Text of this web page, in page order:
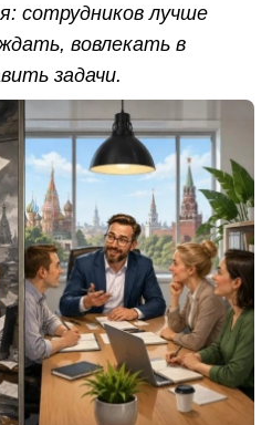
сотрудников лучше
вовлекать в
задачи.